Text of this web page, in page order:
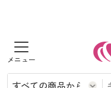
商品を探す
レディース
レディース
レディース通販すべて
インナー・下着